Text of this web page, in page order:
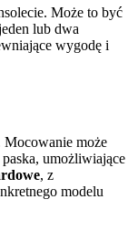
Może to być
lub dwa
wygodę i
Mocowanie może
umożliwiające
, z
modelu